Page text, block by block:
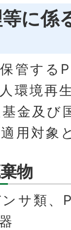
に係
管する
環境再
金及び
用対象
物
サ類、